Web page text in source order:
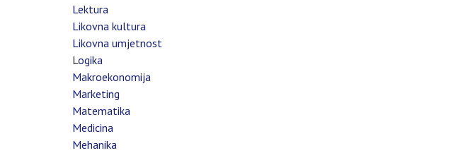
Lektura
Likovna kultura
Likovna umjetnost
Logika
Makroekonomija
Marketing
Matematika
Medicina
Mehanika